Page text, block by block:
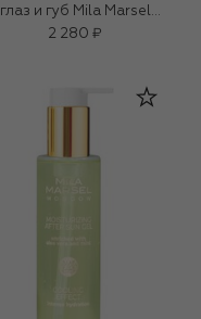
глаз и губ Mila Marsel
Premier (50ml)
2 280 ₽